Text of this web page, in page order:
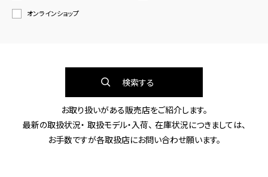
オンラインショップ
検索する
お取り扱いがある販売店をご紹介します。
最新の取扱状況・ 取扱モデル・入荷、 在庫状況につきましては、
お手数ですが各取扱店にお問い合わせ願います。